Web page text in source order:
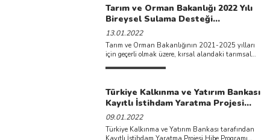
Tarım ve Orman Bakanlığı 2022 Yılı
Bireysel Sulama Desteği
Başvuruları Başlamıştır.
13.01.2022
Tarım ve Orman Bakanlığının 2021-2025 yılları
için geçerli olmak üzere, kırsal alandaki tarımsal
Türkiye Kalkınma ve Yatırım Bankası
Kayıtlı İstihdam Yaratma Projesi
Hibe Programı İlan Edilmiştir.
09.01.2022
Türkiye Kalkınma ve Yatırım Bankası tarafından